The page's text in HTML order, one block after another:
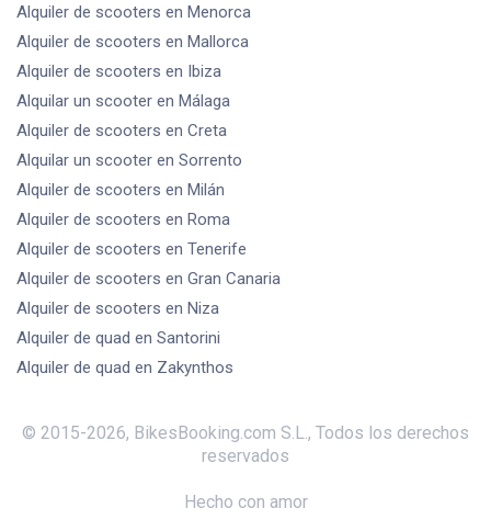
Alquiler de scooters en Menorca
Alquiler de scooters en Mallorca
Alquiler de scooters en Ibiza
Alquilar un scooter en Málaga
Alquiler de scooters en Creta
Alquilar un scooter en Sorrento
Alquiler de scooters en Milán
Alquiler de scooters en Roma
Alquiler de scooters en Tenerife
Alquiler de scooters en Gran Canaria
Alquiler de scooters en Niza
Alquiler de quad en Santorini
Alquiler de quad en Zakynthos
© 2015-2026, BikesBooking.com S.L. , Todos los derechos
reservados
Hecho con amor